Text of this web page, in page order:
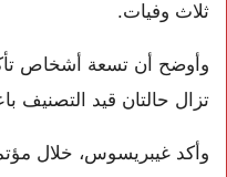
ثلاث وفيات.
وأوضح أن تسعة أشخاص
تزال حالتان قيد التصنيف
وأكد غيبريسوس، خلال